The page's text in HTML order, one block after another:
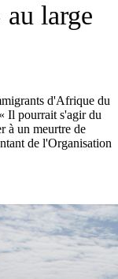
au large
d'Afrique du
Il pourrait s'agir du
à un meurtre de
de l'Organisation